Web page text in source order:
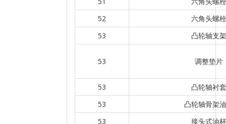
52
六角头螺栓
53
凸轮轴支架
53 调整垫片
53
凸轮轴衬套
53
凸轮轴骨架
53
接头式油杯